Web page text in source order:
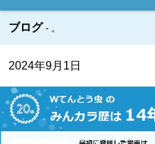
ブログ 。
2024年9月1日